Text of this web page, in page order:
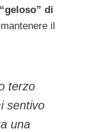
“geloso” di
il
terzo
sentivo
una